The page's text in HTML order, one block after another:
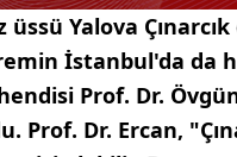
Yalova
İstanbul'da da
Prof. Dr.
Prof. Dr. Ercan,